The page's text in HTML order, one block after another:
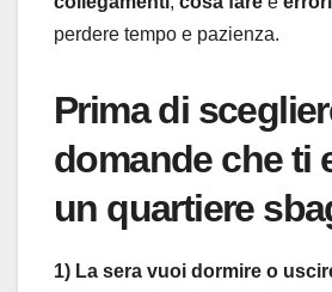
perdere tempo e pazienza.
Prima di
domande che ti
un quartiere
1) La sera vuoi dormire o